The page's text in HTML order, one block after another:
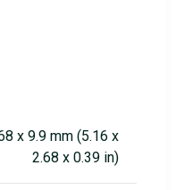
x 9.9 mm (5.16 x
2.68 x 0.39 in)